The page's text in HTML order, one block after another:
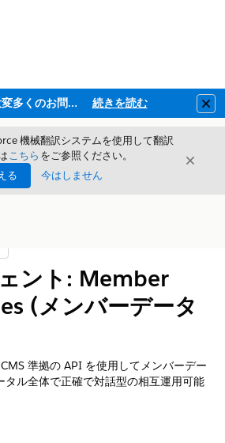
ただいま大変多くのお問い合わせをいただいており、ご連絡までにお時間を頂戴しております 続きを読む
機械翻訳システムを使用して翻訳
こちら をご参照ください。
る
今はしません
閉じる
ント: Member
(メンバーデータ
準拠の API を使用してメンバーデー
タル全体で正確で対話型の相互運用可能